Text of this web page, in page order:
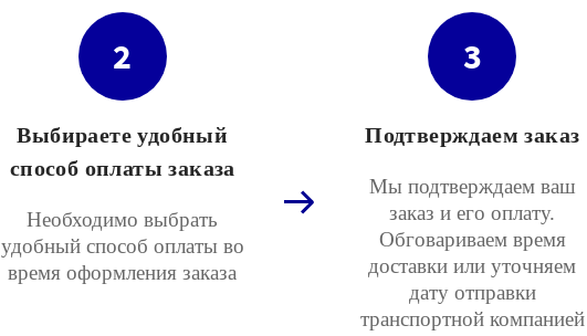
2
Выбираете удобный
способ оплаты заказа
Необходимо выбрать
удобный способ оплаты во
время оформления заказа
3
Подтверждаем заказ
Мы подтверждаем ваш
заказ и его оплату.
Обговариваем время
доставки или уточняем
дату отправки
транспортной компанией